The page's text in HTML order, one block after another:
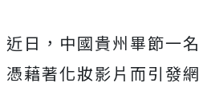
近日，中國貴州畢節一
憑藉著化妝影片而引發